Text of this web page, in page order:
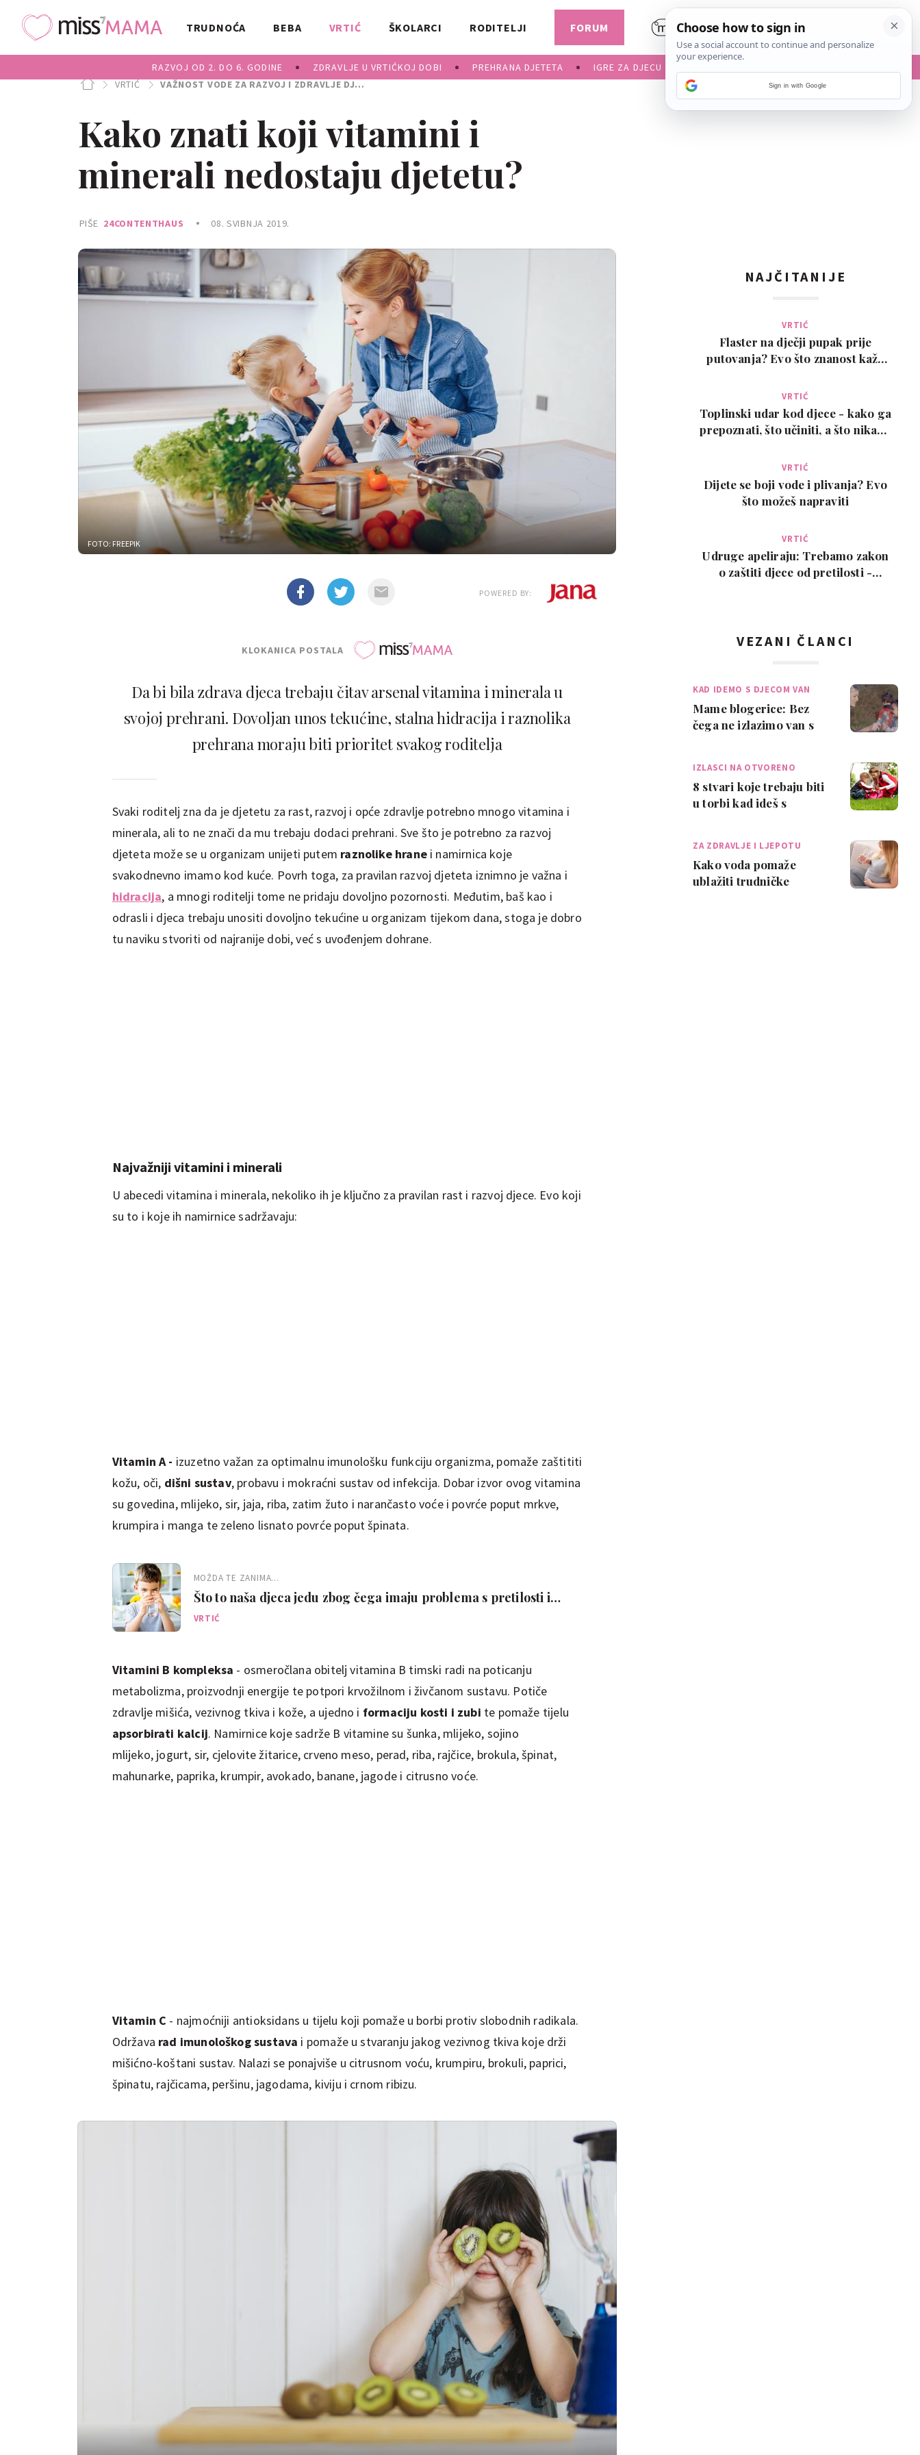
TRUDNOĆA BEBA VRTIĆ
RAZVOJ OD 2. DO 6. GODINE ZDRAVLJE U VRTIĆKOJ DOBI PREHRANA DJETETA IGRE ZA DJECU
ŠKOLARCI RODITELJI FORUM
VRTIĆ VAŽNOST VODE ZA RAZVOJ I ZDRAVLJE DJETETA
Kako znati koji vitamini i
minerali nedostaju djetetu?
PIŠE 24CONTENTHAUS 08. SVIBNJA 2019.
FOTO: FREEPIK
POWERED BY:
KLOKANICA POSTALA
Da bi bila zdrava djeca trebaju čitav arsenal vitamina i minerala u
svojoj prehrani. Dovoljan unos tekućine, stalna hidracija i raznolika
prehrana moraju biti prioritet svakog roditelja
Svaki roditelj zna da je djetetu za rast, razvoj i opće zdravlje potrebno mnogo vitamina i
minerala, ali to ne znači da mu trebaju dodaci prehrani. Sve što je potrebno za razvoj
djeteta može se u organizam unijeti putem raznolike hranei namirnica koje
svakodnevno imamo kod kuće. Povrh toga, za pravilan razvoj djeteta iznimno je važna i
hidracija, a mnogi roditelji tome ne pridaju dovoljno pozornosti. Međutim, baš kao i
odrasli i djeca trebaju unositi dovoljno tekućine u organizam tijekom dana, stoga je dobro
tu naviku stvoriti od najranije dobi, već s uvođenjem dohrane.
Najvažniji vitamini i minerali
U abecedi vitamina i minerala, nekoliko ih je ključno za pravilan rast i razvoj djece. Evo koji
su to i koje ih namirnice sadržavaju:
Vitamin A - izuzetno važan za optimalnu imunološku funkciju organizma, pomaže zaštititi
kožu, oči, dišni sustav, probavu i mokraćni sustav od infekcija. Dobar izvor ovog vitamina
su govedina, mlijeko, sir, jaja, riba, zatim žuto i narančasto voće i povrće poput mrkve,
krumpira i manga te zeleno lisnato povrće poput špinata.
MOŽDA TE ZANIMA...
Što to naša djeca jedu zbog čega imaju problema s pretilosti i
zubima
VRTIĆ
Vitamini B kompleksa - osmeročlana obitelj vitamina B timski radi na poticanju
metabolizma, proizvodnji energije te potpori krvožilnom i živčanom sustavu. Potiče
zdravlje mišića, vezivnog tkiva i kože, a ujedno i formaciju kosti i zubi te pomaže tijelu
apsorbirati kalcij. Namirnice koje sadrže B vitamine su šunka, mlijeko, sojino
mlijeko, jogurt, sir, cjelovite žitarice, crveno meso, perad, riba, rajčice, brokula, špinat,
mahunarke, paprika, krumpir, avokado, banane, jagode i citrusno voće.
Vitamin C - najmoćniji antioksidans u tijelu koji pomaže u borbi protiv slobodnih radikala.
Održava rad imunološkog sustava i pomaže u stvaranju jakog vezivnog tkiva koje drži
mišićno-koštani sustav. Nalazi se ponajviše u citrusnom voću, krumpiru, brokuli, paprici,
špinatu, rajčicama, peršinu, jagodama, kiviju i crnom ribizu.
NAJČITANIJE
VRTIĆ
Flaster na dječji pupak prije
putovanja? Evo što znanost kaže
VRTIĆ
Toplinski udar kod djece - kako ga
prepoznati, što učiniti, a što nikako
VRTIĆ
Dijete se boji vode i plivanja? Evo
što možeš napraviti
VRTIĆ
Udruge apeliraju: Trebamo zakon
o zaštiti djece od pretilosti -
VEZANI ČLANCI
KAD IDEMO S DJECOM VAN
Mame blogerice: Bez
čega ne izlazimo van s
IZLASCI NA OTVORENO
8 stvari koje trebaju biti
u torbi kad ideš s
ZA ZDRAVLJE I LJEPOTU
Kako voda pomaže
ublažiti trudničke
Sign in with Google